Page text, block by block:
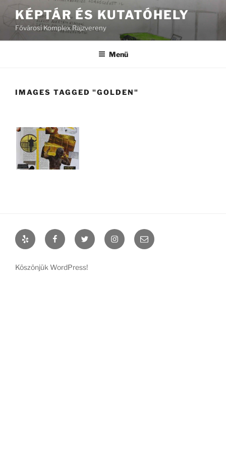
Tartalomhoz
KÉPTÁR ÉS KUTATÓHELY
Fővárosi Komplex Rajzvereny
Menü
IMAGES TAGGED "GOLDEN"
Yelp FacebookTwitter InstagramEmail
Köszönjük WordPress!